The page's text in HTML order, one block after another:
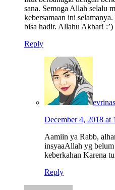
sana. Semoga Allah selalu
kebersamaan ini
bisa hadir. Allahu Akbar! :’)
Reply
December 4, 2018 at
Aamiin ya Rabb,
insyaaAllah yg belum
keberkahan Karena
Reply